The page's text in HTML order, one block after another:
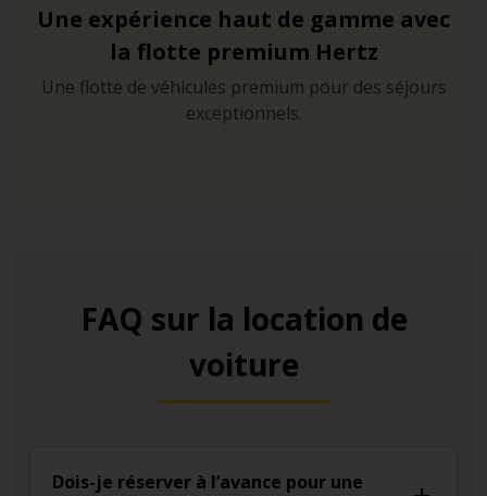
traverser le pont de Brooklyn pour rejoindre
Une expérience haut de gamme avec
la flotte premium Hertz
Une flotte de véhicules premium pour des séjours
exceptionnels.
FAQ sur la location de
voiture
Dois-je réserver à l’avance pour une